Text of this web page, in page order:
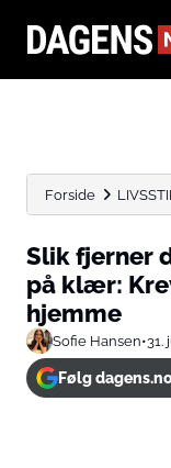
Forside LIVSSTIL
Slik fjerner
på klær:
hjemme
Sofie Hansen•31.
Følg